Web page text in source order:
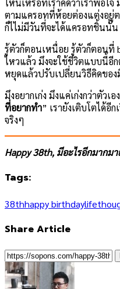
ไหนเหรอที่เราคิดว่าเราพอใ
ตามแครอทที่ห้อยต่องแต่งอยู่ต
ก็ไไม่มีวันที่จะได้แครอทชิ้นนั้น
รู้ตัวก็ตอนเหนื่อย รู้ตัวก็ตอนที่
ไหวแล้ว มึงจะใช้ชีวิตแบบนี้อี
หยุดแล้วปรับเปลี่ยนวิธีคิดของ
มึงอยากเก่ง มึงแค่เก่งกว่าตัวเ
ที่อยากทำ” เรายังเติบโตได้
จริงๆ
Happy 38th, มีอะไรอีกมากม
Tags:
38thhappy birthdaylife
Share Article